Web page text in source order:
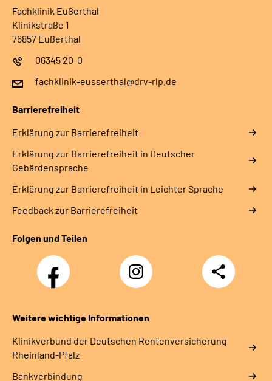
Fachklinik Eußerthal
Klinikstraße 1
76857 Eußerthal
06345 20-0
fachklinik-eusserthal@drv-rlp.de
Barrierefreiheit
Erklärung zur Barrierefreiheit
Erklärung zur Barrierefreiheit in Deutscher
Gebärdensprache
Erklärung zur Barrierefreiheit in Leichter Sprache
Feedback zur Barrierefreiheit
Folgen und Teilen
Facebook
Instagram
DRV
Nachwuchskräfte
Teilen
Weitere wichtige Informationen
Klinikverbund der Deutschen Rentenversicherung
Rheinland-Pfalz
Bankverbindung